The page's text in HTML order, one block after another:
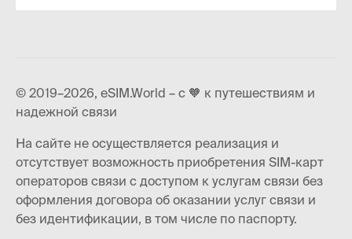
© 2019–2026, eSIM.World – с 🧡 к путешествиям и
надежной связи
На сайте не осуществляется реализация и
отсутствует возможность приобретения SIM-карт
операторов связи с доступом к услугам связи без
оформления договора об оказании услуг связи и
без идентификации, в том числе по паспорту.